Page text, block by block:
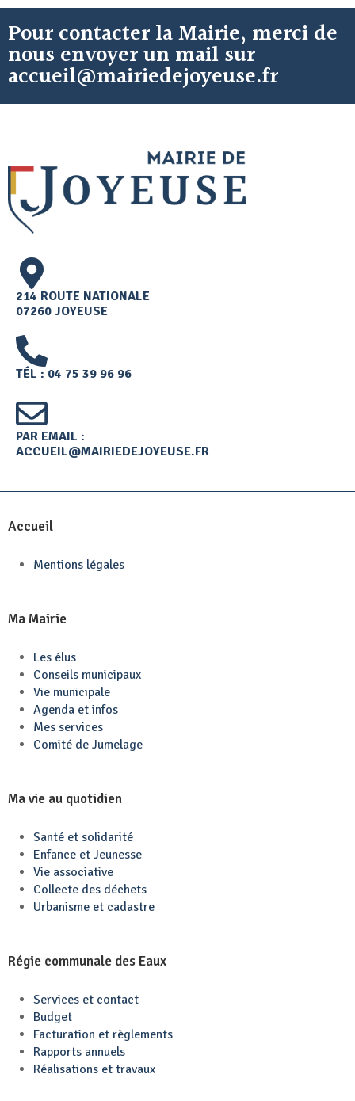
Pour contacter la Mairie, merci de
nous envoyer un mail sur
accueil@mairiedejoyeuse.fr
214 ROUTE NATIONALE
07260 JOYEUSE
TÉL : 04 75 39 96 96
PAR EMAIL :
ACCUEIL@MAIRIEDEJOYEUSE.FR
Accueil
Mentions légales
Ma Mairie
Les élus
Conseils municipaux
Vie municipale
Agenda et infos
Mes services
Comité de Jumelage
Ma vie au quotidien
Santé et solidarité
Enfance et Jeunesse
Vie associative
Collecte des déchets
Urbanisme et cadastre
Régie communale des Eaux
Services et contact
Budget
Facturation et règlements
Rapports annuels
Réalisations et travaux